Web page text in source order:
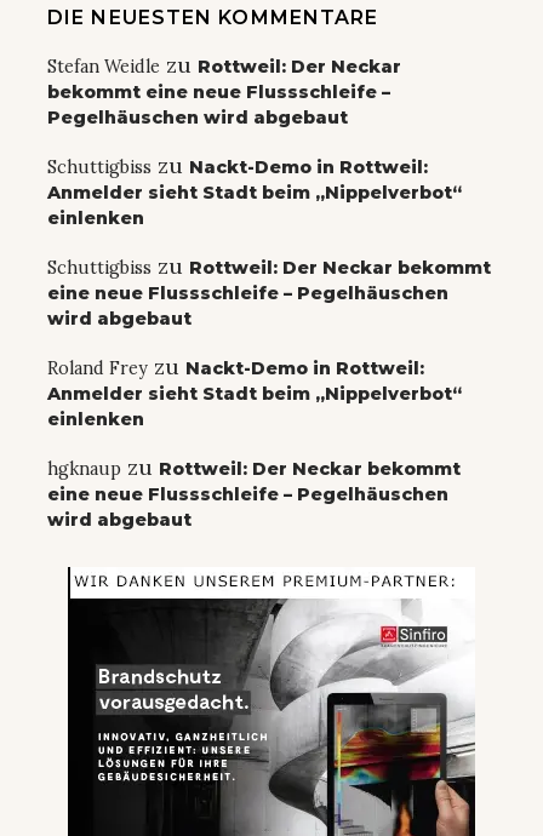
DIE NEUESTEN KOMMENTARE
Stefan Weidle zu Rottweil: Der Neckar
bekommt eine neue Flussschleife –
Pegelhäuschen wird abgebaut
Schuttigbiss zu Nackt-Demo in Rottweil:
Anmelder sieht Stadt beim „Nippelverbot“
einlenken
Schuttigbiss zu Rottweil: Der Neckar bekommt
eine neue Flussschleife – Pegelhäuschen
wird abgebaut
Roland Frey zu Nackt-Demo in Rottweil:
Anmelder sieht Stadt beim „Nippelverbot“
einlenken
hgknaup zu Rottweil: Der Neckar bekommt
eine neue Flussschleife – Pegelhäuschen
wird abgebaut